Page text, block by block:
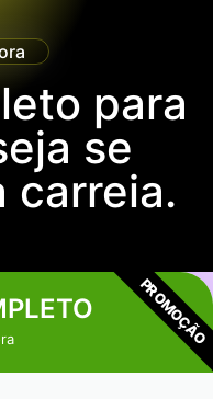
para
se
carreia.
PROMOÇÃO